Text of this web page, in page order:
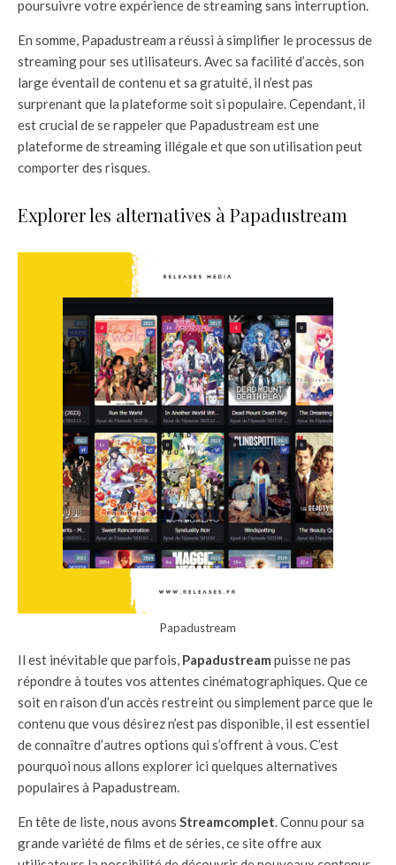
poursuivre votre expérience de streaming sans interruption.
En somme, Papadustream a réussi à simplifier le processus de
streaming pour ses utilisateurs. Avec sa facilité d’accès, son
large éventail de contenu et sa gratuité, il n’est pas
surprenant que la plateforme soit si populaire. Cependant, il
est crucial de se rappeler que Papadustream est une
plateforme de streaming illégale et que son utilisation peut
comporter des risques.
Explorer les alternatives à Papadustream
Papadustream
Il est inévitable que parfois, Papadustream puisse ne pas
répondre à toutes vos attentes cinématographiques. Que ce
soit en raison d’un accès restreint ou simplement parce que le
contenu que vous désirez n’est pas disponible, il est essentiel
de connaître d’autres options qui s’offrent à vous. C’est
pourquoi nous allons explorer ici quelques alternatives
populaires à Papadustream.
En tête de liste, nous avons Streamcomplet. Connu pour sa
grande variété de films et de séries, ce site offre aux